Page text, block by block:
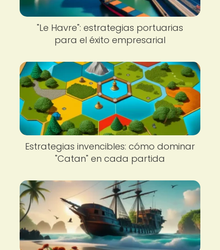
"Le Havre": estrategias portuarias
para el éxito empresarial
Estrategias invencibles: cómo dominar
"Catan" en cada partida